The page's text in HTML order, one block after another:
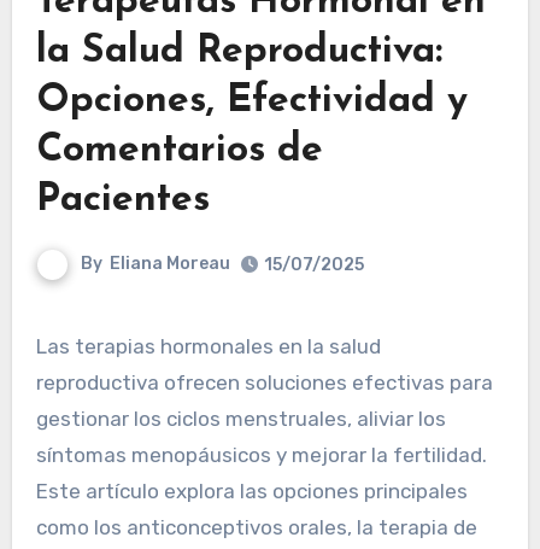
la Salud Reproductiva:
Opciones, Efectividad y
Comentarios de
Pacientes
By Eliana Moreau 15/07/2025
Las terapias hormonales en la salud
reproductiva ofrecen soluciones efectivas para
gestionar los ciclos menstruales, aliviar los
síntomas menopáusicos y mejorar la fertilidad.
Este artículo explora las opciones principales
como los anticonceptivos orales, la terapia de